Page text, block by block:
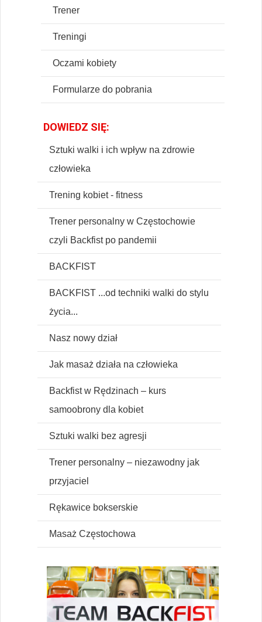
Trener
Treningi
Oczami kobiety
Formularze do pobrania
DOWIEDZ SIĘ:
Sztuki walki i ich wpływ na zdrowie
człowieka
Trening kobiet - fitness
Trener personalny w Częstochowie
czyli Backfist po pandemii
BACKFIST
BACKFIST ...od techniki walki do stylu
życia...
Nasz nowy dział
Jak masaż działa na człowieka
Backfist w Rędzinach – kurs
samoobrony dla kobiet
Sztuki walki bez agresji
Trener personalny – niezawodny jak
przyjaciel
Rękawice bokserskie
Masaż Częstochowa